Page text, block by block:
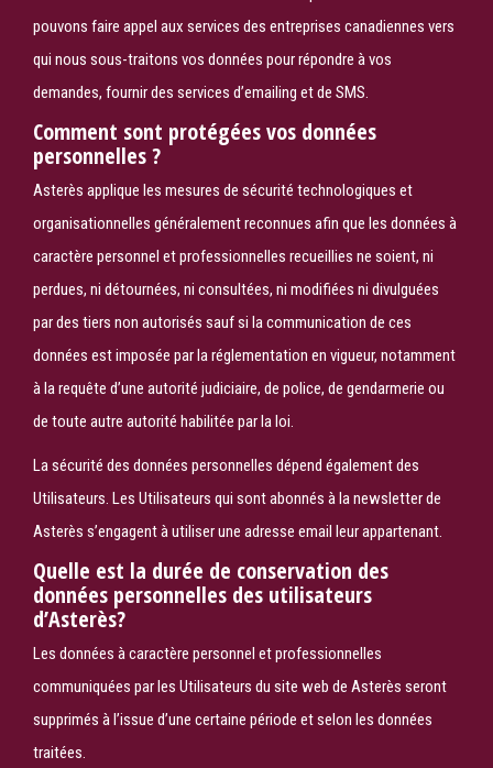
pouvons faire appel aux services des entreprises canadiennes vers
qui nous sous-traitons vos données pour répondre à vos
demandes, fournir des services d’emailing et de SMS.
Comment sont protégées vos données
personnelles ?
Asterès applique les mesures de sécurité technologiques et
organisationnelles généralement reconnues afin que les données à
caractère personnel et professionnelles recueillies ne soient, ni
perdues, ni détournées, ni consultées, ni modifiées ni divulguées
par des tiers non autorisés sauf si la communication de ces
données est imposée par la réglementation en vigueur, notamment
à la requête d’une autorité judiciaire, de police, de gendarmerie ou
de toute autre autorité habilitée par la loi.
La sécurité des données personnelles dépend également des
Utilisateurs. Les Utilisateurs qui sont abonnés à la newsletter de
Asterès s’engagent à utiliser une adresse email leur appartenant.
Quelle est la durée de conservation des
données personnelles des utilisateurs
d’Asterès?
Les données à caractère personnel et professionnelles
communiquées par les Utilisateurs du site web de Asterès seront
supprimés à l’issue d’une certaine période et selon les données
traitées.